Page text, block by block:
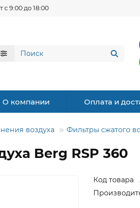
9:00 до 18:00
О компании Оплата и
воздуха Фильтры сжатого
Berg RSP 360
Код товара